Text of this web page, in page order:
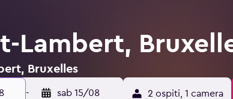
Lambert,
Bruxelles
- sab 15/08 2 ospiti, 1 camera